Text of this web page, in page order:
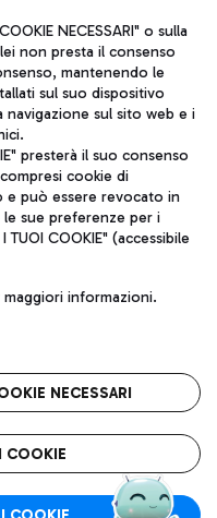
l'aeroporto
con il servizio di taxi a
gustosa in aeroporto
a direzione e
Roma 13032990155 P.
- 00054 Fiumicino (RM)
legali
NECESSARI" o sulla
non presta il consenso
mantenendo le
sul suo dispositivo
navigazione sul sito web e i
presterà il suo consenso
cookie di
e può essere revocato in
le sue preferenze per i
COOKIE" (accessibile
informazioni.
NECESSARI
COOKIE